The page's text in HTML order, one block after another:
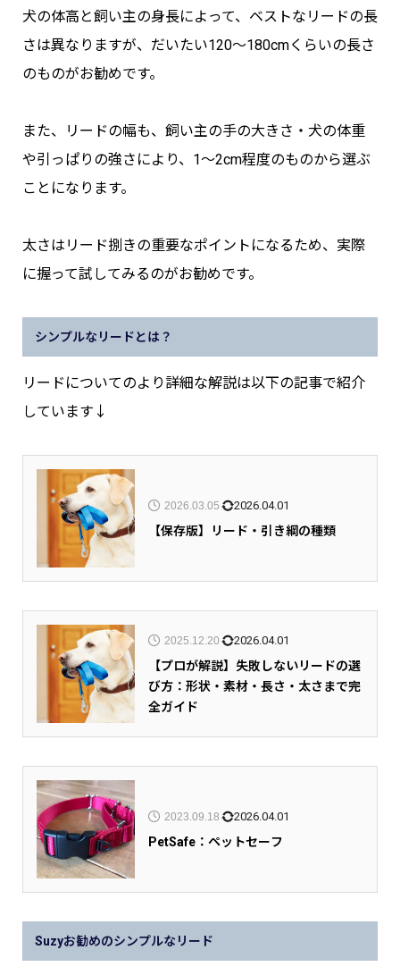
犬の体高と飼い主の身長によって、ベストなリードの長
さは異なりますが、だいたい120～180cmくらいの長さ
のものがお勧めです。
また、リードの幅も、飼い主の手の大きさ・犬の体重
や引っぱりの強さにより、1～2cm程度のものから選ぶ
ことになります。
太さはリード捌きの重要なポイントになるため、実際
に握って試してみるのがお勧めです。
シンプルなリードとは？
リードについてのより詳細な解説は以下の記事で紹介
しています↓
2026.03.05 2026.04.01
【保存版】リード・引き綱の種類
2025.12.20 2026.04.01
【プロが解説】失敗しないリードの選
び方：形状・素材・長さ・太さまで完
全ガイド
2023.09.18 2026.04.01
PetSafe：ペットセーフ
Suzyお勧めのシンプルなリード